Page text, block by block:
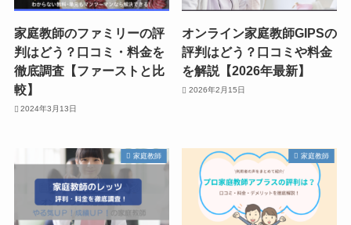
家庭教師のファミリーの評
判はどう？口コミ・料金を
徹底調査【ファーストと比
較】
2024年3月13日
オンライン家庭教師GIPSの
評判はどう？口コミや料金
を解説【2026年最新】
2026年2月15日
家庭教師 家庭教師